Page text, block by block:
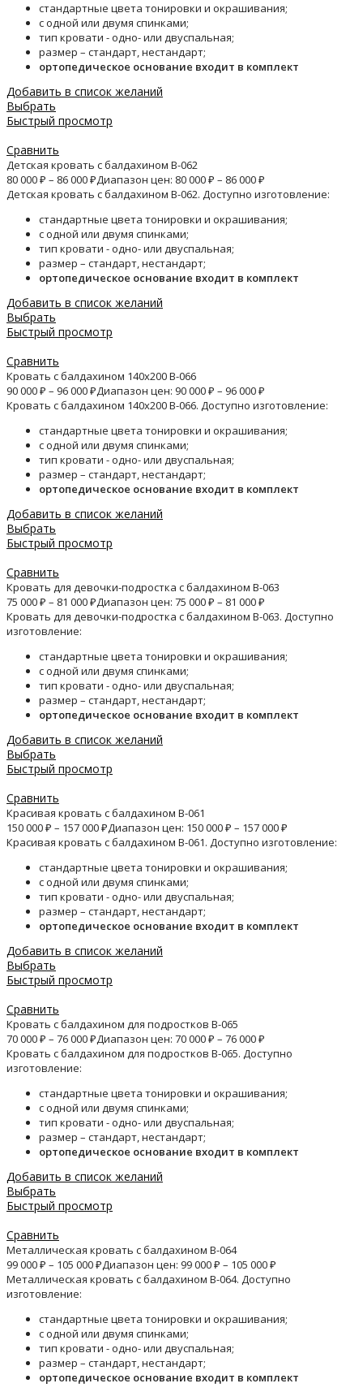
стандартные цвета тонировки и окрашивания;
с одной или двумя спинками;
тип кровати - одно- или двуспальная;
размер – стандарт, нестандарт;
ортопедическое основание входит в комплект
Добавить в список желаний
Выбрать
Быстрый просмотр
Сравнить
Детская кровать с балдахином B-062
80 000₽ – 86 000₽Диапазон цен: 80 000 ₽ – 86 000 ₽
Детская кровать с балдахином B-062. Доступно изготовление:
стандартные цвета тонировки и окрашивания;
с одной или двумя спинками;
тип кровати - одно- или двуспальная;
размер – стандарт, нестандарт;
ортопедическое основание входит в комплект
Добавить в список желаний
Выбрать
Быстрый просмотр
Сравнить
Кровать с балдахином 140х200 B-066
90 000₽ – 96 000₽Диапазон цен: 90 000 ₽ – 96 000 ₽
Кровать с балдахином 140х200 B-066. Доступно изготовление:
стандартные цвета тонировки и окрашивания;
с одной или двумя спинками;
тип кровати - одно- или двуспальная;
размер – стандарт, нестандарт;
ортопедическое основание входит в комплект
Добавить в список желаний
Выбрать
Быстрый просмотр
Сравнить
Кровать для девочки-подростка с балдахином B-063
75 000₽ – 81 000₽Диапазон цен: 75 000 ₽ – 81 000 ₽
Кровать для девочки-подростка с балдахином B-063. Доступно
изготовление:
стандартные цвета тонировки и окрашивания;
с одной или двумя спинками;
тип кровати - одно- или двуспальная;
размер – стандарт, нестандарт;
ортопедическое основание входит в комплект
Добавить в список желаний
Выбрать
Быстрый просмотр
Сравнить
Красивая кровать с балдахином B-061
150 000₽ – 157 000₽Диапазон цен: 150 000 ₽ – 157 000 ₽
Красивая кровать с балдахином B-061. Доступно изготовление:
стандартные цвета тонировки и окрашивания;
с одной или двумя спинками;
тип кровати - одно- или двуспальная;
размер – стандарт, нестандарт;
ортопедическое основание входит в комплект
Добавить в список желаний
Выбрать
Быстрый просмотр
Сравнить
Кровать с балдахином для подростков B-065
70 000₽ – 76 000₽Диапазон цен: 70 000 ₽ – 76 000 ₽
Кровать с балдахином для подростков B-065. Доступно
изготовление:
стандартные цвета тонировки и окрашивания;
с одной или двумя спинками;
тип кровати - одно- или двуспальная;
размер – стандарт, нестандарт;
ортопедическое основание входит в комплект
Добавить в список желаний
Выбрать
Быстрый просмотр
Сравнить
Металлическая кровать с балдахином B-064
99 000₽ – 105 000₽Диапазон цен: 99 000 ₽ – 105 000 ₽
Металлическая кровать с балдахином B-064. Доступно
изготовление:
стандартные цвета тонировки и окрашивания;
с одной или двумя спинками;
тип кровати - одно- или двуспальная;
размер – стандарт, нестандарт;
ортопедическое основание входит в комплект